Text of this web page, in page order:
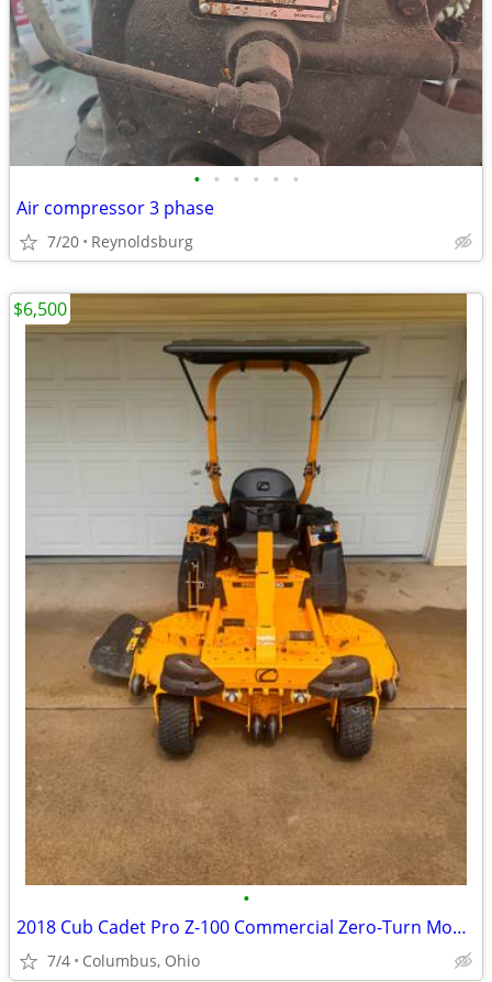
• • • • • •
Air compressor 3 phase
7/20 Reynoldsburg
•
2018 Cub Cadet Pro Z-100 Commercial Zero-Turn Mower
7/4 Columbus, Ohio
$6,500